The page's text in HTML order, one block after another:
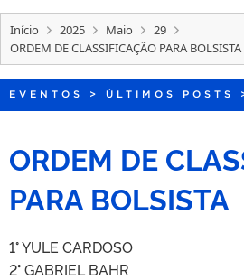
PORTARIAS
TELEFONES
Início 2025 Maio
29
ORDEM DE CLASSIFICAÇÃO PARA BOLSISTA
EVENTOS > ÚLTIMOS POSTS
ORDEM DE
PARA BOLSISTA
1° YULE CARDOSO
2° GABRIEL BAHR